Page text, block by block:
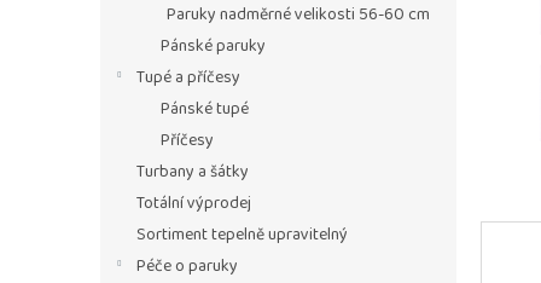
Paruky nadměrné velikosti 56-60 cm
Pánské paruky
Tupé a příčesy
Pánské tupé
Příčesy
Turbany a šátky
Totální výprodej
Sortiment tepelně upravitelný
Péče o paruky